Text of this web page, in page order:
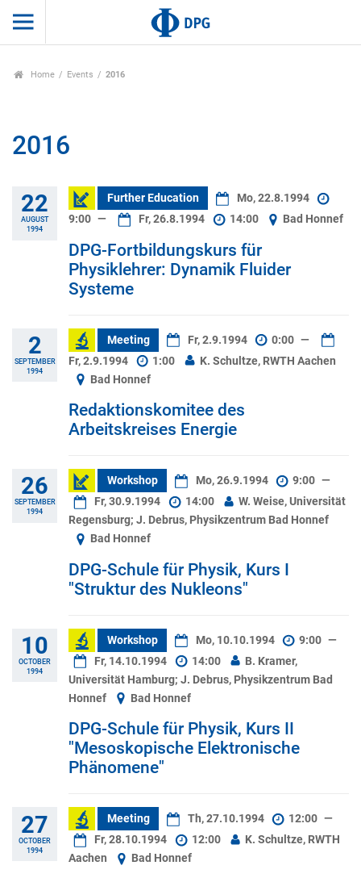
Home Events 2016
2016
22
AUGUST
1994
Further Education
Mo, 22.8.1994
9:00 — Fr, 26.8.1994 14:00 Bad Honnef
DPG-Fortbildungskurs für
Physiklehrer: Dynamik Fluider
Systeme
2
SEPTEMBER
1994
Meeting Fr, 2.9.1994 0:00 —
Fr, 2.9.1994
1:00
K. Schultze, RWTH Aachen
Bad Honnef
Redaktionskomitee des
Arbeitskreises Energie
26
SEPTEMBER
1994
Workshop Mo, 26.9.1994 9:00 —
Fr, 30.9.1994
14:00
W. Weise, Universität
Regensburg; J. Debrus, Physikzentrum Bad Honnef
Bad Honnef
DPG-Schule für Physik, Kurs I
"Struktur des Nukleons"
10
OCTOBER
1994
Workshop Mo, 10.10.1994 9:00 —
Fr, 14.10.1994
14:00
B. Kramer,
Universität Hamburg; J. Debrus, Physikzentrum Bad
Honnef
Bad Honnef
DPG-Schule für Physik, Kurs II
"Mesoskopische Elektronische
Phänomene"
27
OCTOBER
1994
Meeting Th, 27.10.1994 12:00 —
Fr, 28.10.1994
12:00
K. Schultze, RWTH
Aachen
Bad Honnef